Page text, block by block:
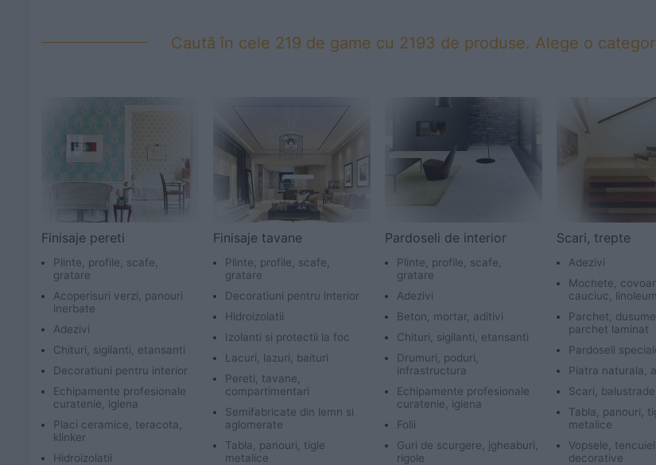
Caută în cele 219 de game cu 2193 de produse. Alege o
Finisaje pereti
Plinte, profile, scafe,
gratare
Acoperisuri verzi, panouri
inerbate
Adezivi
Chituri, sigilanti, etansanti
Decoratiuni pentru interior
Echipamente profesionale
curatenie, igiena
Placi ceramice, teracota,
klinker
Hidroizolatii
Finisaje tavane
Plinte, profile, scafe,
gratare
Decoratiuni pentru interior
Hidroizolatii
Izolanti si protectii la foc
Lacuri, lazuri, baituri
Pereti, tavane,
compartimentari
Semifabricate din lemn si
aglomerate
Tabla, panouri, tigle
metalice
Pardoseli de interior
Plinte, profile, scafe,
gratare
Adezivi
Beton, mortar, aditivi
Chituri, sigilanti, etansanti
Drumuri, poduri,
infrastructura
Echipamente profesionale
curatenie, igiena
Folii
Guri de scurgere, jgheaburi,
rigole
Scari, trepte
Adezivi
Mochete,
cauciuc, linoleum
Parchet,
parchet laminat
Pardoseli
Piatra naturala,
Scari,
Tabla, panouri,
metalice
Vopsele,
decorative